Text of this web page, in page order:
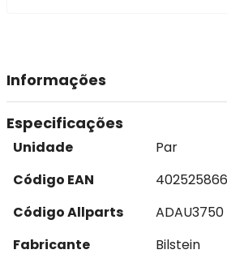
Informações
Especificações
Unidade
Par
Código EAN
Código Allparts
ADAU3750
Fabricante
Bilstein